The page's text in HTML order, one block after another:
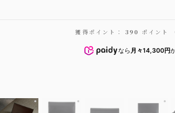
獲得ポイント： 390 ポイント
なら 月々14,300円
ブリランテ × クロコダイル 二つ折りパスケー
外装（ブリランテ）：Black